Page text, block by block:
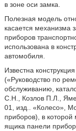
в зоне оси замка.
Полезная модель
касается механизма
приборов
использована в
автомобиля.
Известна
(«Руководство по
обслуживанию,
С.Н., Козлов П.Л.,
01, изд.. «Колесо»,
приборов), в
ящика панели